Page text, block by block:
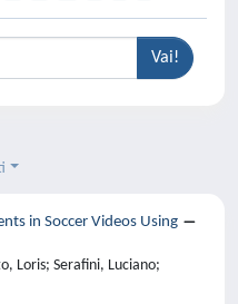
in Soccer Videos Using
Loris; Serafini, Luciano;